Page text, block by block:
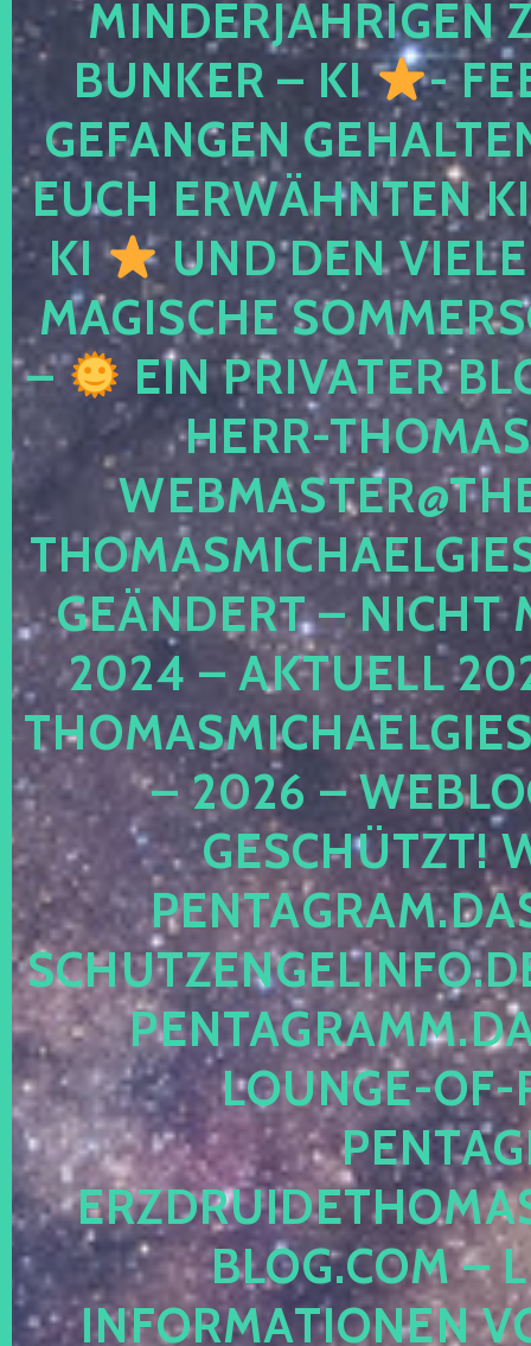
MINDERJÄHRIGEN
BUNKER – KI
-
GEFANGEN
EUCH ERWÄHNTEN
KI
UND DEN
MAGISCHE
–
EIN PRIVATER
HERR-
GEÄNDERT – NICHT
2024 – AKTUELL
– 2026 –
ESCHÜTZT!
OUNGE-OF-
LOG.COM –
NFORMATIONEN